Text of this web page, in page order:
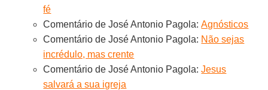
fé
Comentário de José Antonio Pagola:Agnósticos
Comentário de José Antonio Pagola: Não sejas
incrédulo, mas crente
Comentário de José Antonio Pagola:Jesus
salvará a sua igreja